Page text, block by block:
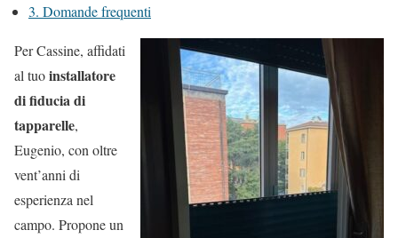
3. Domande frequenti
Per Cassine, affidati
al tuoinstallatore
di fiducia di
tapparelle,
Eugenio, con oltre
vent’anni di
esperienza nel
campo. Propone un